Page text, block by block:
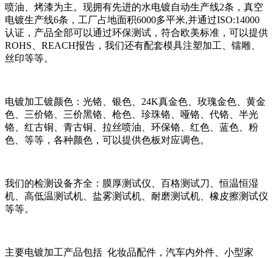
喷油、烤漆为主。现拥有先进的水电镀自动生产线2条，真空
电镀生产线6条，工厂占地面积6000多平米,并通过ISO:14000
认证，产品全部可以通过环保测试，符合欧美标准，可以提供
ROHS、REACH报告，我们还有配套模具注塑加工、镭雕、
丝印等等。
电镀加工镀颜色：光铬、银色、24K真金色、玫瑰金色、黄金
色、三价铬、三价黑铬、枪色、珍珠铬、哑铬、代铬、半光
铬、红古铜、青古铜、拉丝喷油、环保铬、红色、蓝色、粉
色、等等，各种颜色，可以提供色板对应调色。
我们的检测设备齐全：膜厚测试仪、百格测试刀、恒温恒湿
机、高低温测试机、盐雾测试机、耐磨测试机、橡皮擦测试仪
等等。
主要电镀加工产品包括 化妆品配件，汽车内外件、小型家